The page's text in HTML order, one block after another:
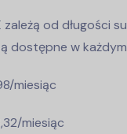
od długości
dostępne w
miesiąc
miesiąc